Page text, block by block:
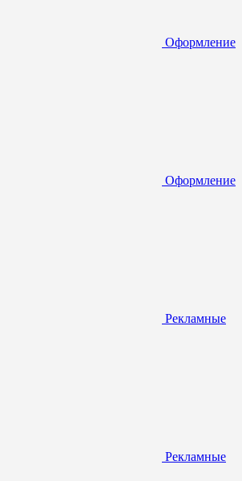
Оформление
Оформление
Рекламные
Рекламные